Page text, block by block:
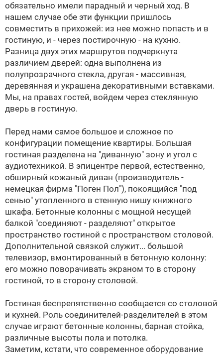
обязательно имели парадный и черный ход. В
нашем случае обе эти функции пришлось
совместить в прихожей: из нее можно попасть и в
гостиную, и - через постирочную - на кухню.
Разница двух этих маршрутов подчеркнута
различием дверей: одна выполнена из
полупрозрачного стекла, другая - массивная,
деревянная и украшена декоративными вставками.
Мы, на правах гостей, войдем через стеклянную
дверь в гостиную.
Перед нами самое большое и сложное по
конфигурации помещение квартиры. Большая
гостиная разделена на "диванную" зону и угол с
аудиотехникой. В эпицентре первой, естественно,
обширный кожаный диван (производитель -
немецкая фирма "Поген Пол"), покоящийся "под
сенью" утопленного в стенную нишу книжного
шкафа. Бетонные колонны с мощной несущей
балкой "соединяют - разделяют" открытое
пространство гостиной с пространством столовой.
Дополнительной связкой служит... большой
телевизор, вмонтированный в бетонную колонну:
его можно поворачивать экраном то в сторону
гостиной, то в сторону столовой.
Гостиная беспрепятственно сообщается со столовой
и кухней. Роль соединителей-разделителей в этом
случае играют бетонные колонны, барная стойка,
различные высоты пола и потолка.
Заметим, кстати, что современное оборудование